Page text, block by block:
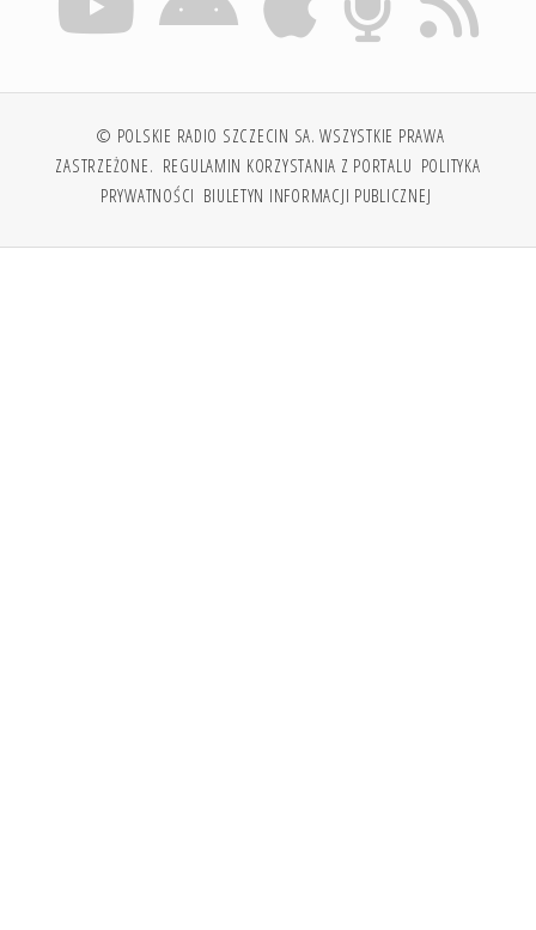
© POLSKIE RADIO SZCZECIN SA. WSZYSTKIE PRAWA
ZASTRZEŻONE. REGULAMIN KORZYSTANIA Z PORTALU POLITYKA
PRYWATNOŚCI BIULETYN INFORMACJI PUBLICZNEJ